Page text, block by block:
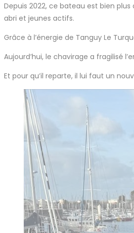
Depuis 2022, ce bateau est bien
abri et jeunes actifs.
Grâce à l’énergie de Tanguy Le
Aujourd’hui, le chavirage a fragilisé
Et pour qu’il reparte, il lui faut un